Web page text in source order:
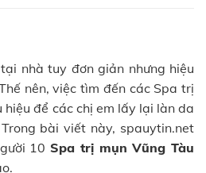
nhà tuy đơn giản nhưng hiệu
nên, việc tìm đến các Spa trị
hiệu để các chị em lấy lại làn da
bài viết này, spauytin.net
10Spa trị mụn Vũng Tàu